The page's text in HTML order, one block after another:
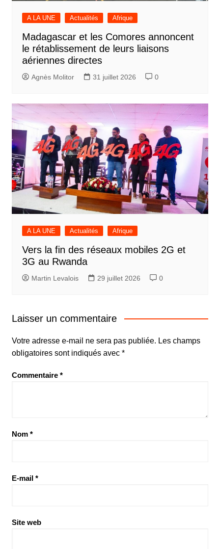
A LA UNE Actualités Afrique
Madagascar et les Comores annoncent
le rétablissement de leurs liaisons
aériennes directes
Agnès Molitor 31 juillet 2026 0
A LA UNE Actualités Afrique
Vers la fin des réseaux mobiles 2G et
3G au Rwanda
Martin Levalois 29 juillet 2026 0
Laisser un commentaire
Votre adresse e-mail ne sera pas publiée. Les champs
obligatoires sont indiqués avec *
Commentaire *
Nom *
E-mail *
Site web